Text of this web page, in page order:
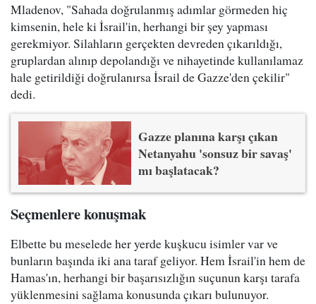
Mladenov, "Sahada doğrulanmış adımlar görmeden hiç
kimsenin, hele ki İsrail'in, herhangi bir şey yapması
gerekmiyor. Silahların gerçekten devreden çıkarıldığı,
gruplardan alınıp depolandığı ve nihayetinde kullanılamaz
hale getirildiği doğrulanırsa İsrail de Gazze'den çekilir"
dedi.
Gazze planına karşı çıkan
Netanyahu 'sonsuz bir savaş'
mı başlatacak?
Seçmenlere konuşmak
Elbette bu meselede her yerde kuşkucu isimler var ve
bunların başında iki ana taraf geliyor. Hem İsrail'in hem de
Hamas'ın, herhangi bir başarısızlığın suçunun karşı tarafa
yüklenmesini sağlama konusunda çıkarı bulunuyor.